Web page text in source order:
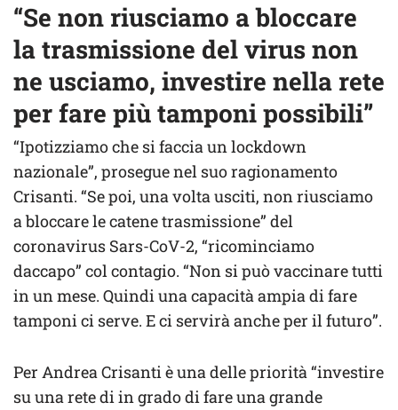
“Se non riusciamo a bloccare
la trasmissione del virus non
ne usciamo, investire nella rete
per fare più tamponi possibili”
“Ipotizziamo che si faccia un lockdown
nazionale”, prosegue nel suo ragionamento
Crisanti. “Se poi, una volta usciti, non riusciamo
a bloccare le catene trasmissione” del
coronavirus Sars-CoV-2, “ricominciamo
daccapo” col contagio. “Non si può vaccinare tutti
in un mese. Quindi una capacità ampia di fare
tamponi ci serve. E ci servirà anche per il futuro”.
Per Andrea Crisanti è una delle priorità “investire
su una rete di in grado di fare una grande